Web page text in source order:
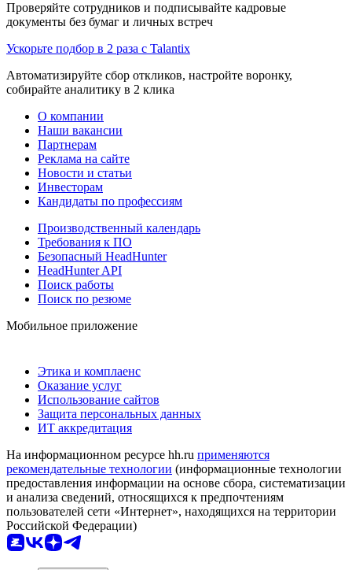
Проверяйте сотрудников и подписывайте кадровые
документы без бумаг и личных встреч
Ускорьте подбор в 2 раза с Talantix
Автоматизируйте сбор откликов, настройте воронку,
собирайте аналитику в 2 клика
О компании
Наши вакансии
Партнерам
Реклама на сайте
Новости и статьи
Инвесторам
Кандидаты по профессиям
Производственный календарь
Требования к ПО
Безопасный HeadHunter
HeadHunter API
Поиск работы
Поиск по резюме
Мобильное приложение
Этика и комплаенс
Оказание услуг
Использование сайтов
Защита персональных данных
ИТ аккредитация
На информационном ресурсе hh.ru применяются
рекомендательные технологии (информационные технологии
предоставления информации на основе сбора, систематизации
и анализа сведений, относящихся к предпочтениям
пользователей сети «Интернет», находящихся на территории
Российской Федерации)